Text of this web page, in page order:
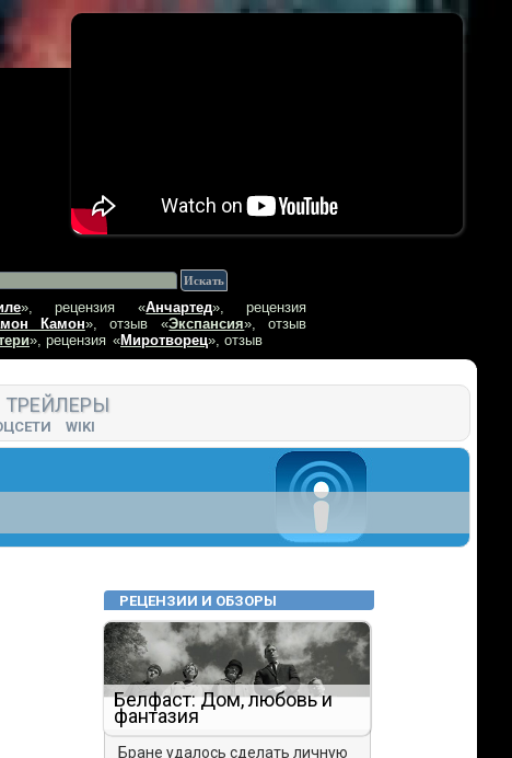
», рецензия «Анчартед», рецензия
Камон», отзыв «Экспансия», отзыв
», рецензия «Миротворец», отзыв
ТРЕЙЛЕРЫ
WIKI
РЕЦЕНЗИИ И ОБЗОРЫ
Белфаст: Дом, любовь и
фантазия
Бране удалось сделать личную